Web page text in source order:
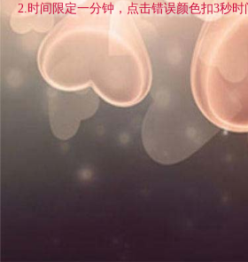
2.时间限定一分钟，点击错误颜色扣3秒时
剩余